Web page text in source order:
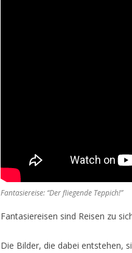
Fantasiereise: “Der fliegende Teppich!”
Fantasiereisen sind Reisen zu
Die Bilder, die dabei entstehen,